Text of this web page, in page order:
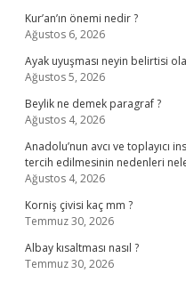
Kur’an’ın önemi nedir ?
Ağustos 6, 2026
Ayak uyuşması neyin belirtisi
Ağustos 5, 2026
Beylik ne demek paragraf ?
Ağustos 4, 2026
Anadolu’nun avcı ve toplayıcı
tercih edilmesinin nedenleri
Ağustos 4, 2026
Korniş çivisi kaç mm ?
Temmuz 30, 2026
Albay kısaltması nasıl ?
Temmuz 30, 2026